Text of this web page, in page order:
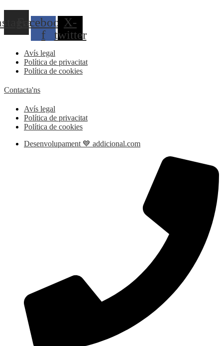
Facebook-
f
X-
twitter
Avís legal
Política de privacitat
Política de cookies
Contacta'ns
Avís legal
Política de privacitat
Política de cookies
Desenvolupament 💙 addicional.com